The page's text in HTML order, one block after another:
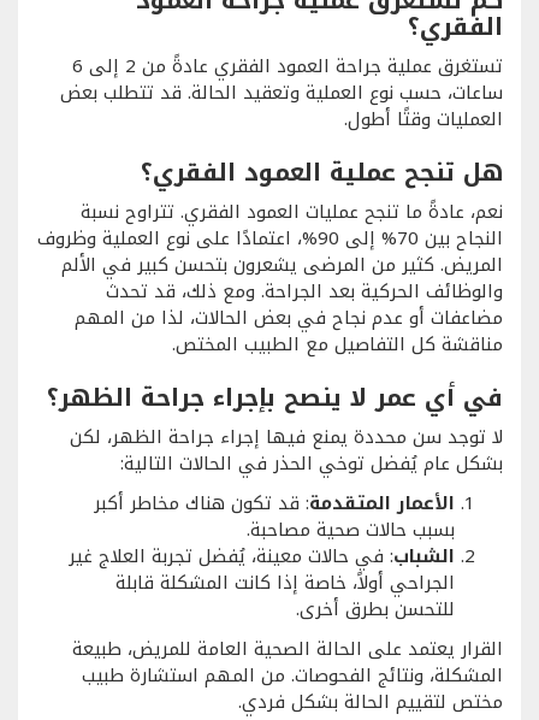
الفقري؟
تستغرق عملية جراحة العمود الفقري عادةً من 2 إلى 6
ساعات، حسب نوع العملية وتعقيد الحالة. قد تتطلب بعض
العمليات وقتًا أطول.
هل تنجح عملية العمود الفقري؟
نعم، عادةً ما تنجح عمليات العمود الفقري. تتراوح نسبة
النجاح بين 70% إلى 90%، اعتمادًا على نوع العملية وظروف
المريض. كثير من المرضى يشعرون بتحسن كبير في الألم
والوظائف الحركية بعد الجراحة. ومع ذلك، قد تحدث
مضاعفات أو عدم نجاح في بعض الحالات، لذا من المهم
مناقشة كل التفاصيل مع الطبيب المختص.
في أي عمر لا ينصح بإجراء جراحة الظهر؟
لا توجد سن محددة يمنع فيها إجراء جراحة الظهر، لكن
بشكل عام يُفضل توخي الحذر في الحالات التالية:
الأعمار المتقدمة: قد تكون هناك مخاطر أكبر
بسبب حالات صحية مصاحبة.
الشباب: في حالات معينة، يُفضل تجربة العلاج غير
الجراحي أولاً، خاصة إذا كانت المشكلة قابلة
للتحسن بطرق أخرى.
القرار يعتمد على الحالة الصحية العامة للمريض، طبيعة
المشكلة، ونتائج الفحوصات. من المهم استشارة طبيب
مختص لتقييم الحالة بشكل فردي.